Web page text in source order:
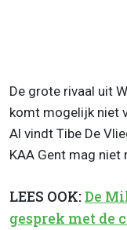
De grote rivaal uit
komt mogelijk niet
Al vindt Tibe De
KAA Gent mag niet
LEES OOK:De
gesprek met de